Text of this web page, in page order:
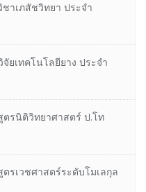
ชาเภสัชวิทยา ประจํา
ยเทคโนโลยียาง ประจํา
ตรนิติวิทยาศาสตร์ ป.โท
ตรเวชศาสตร์ระดับโมเลกุล